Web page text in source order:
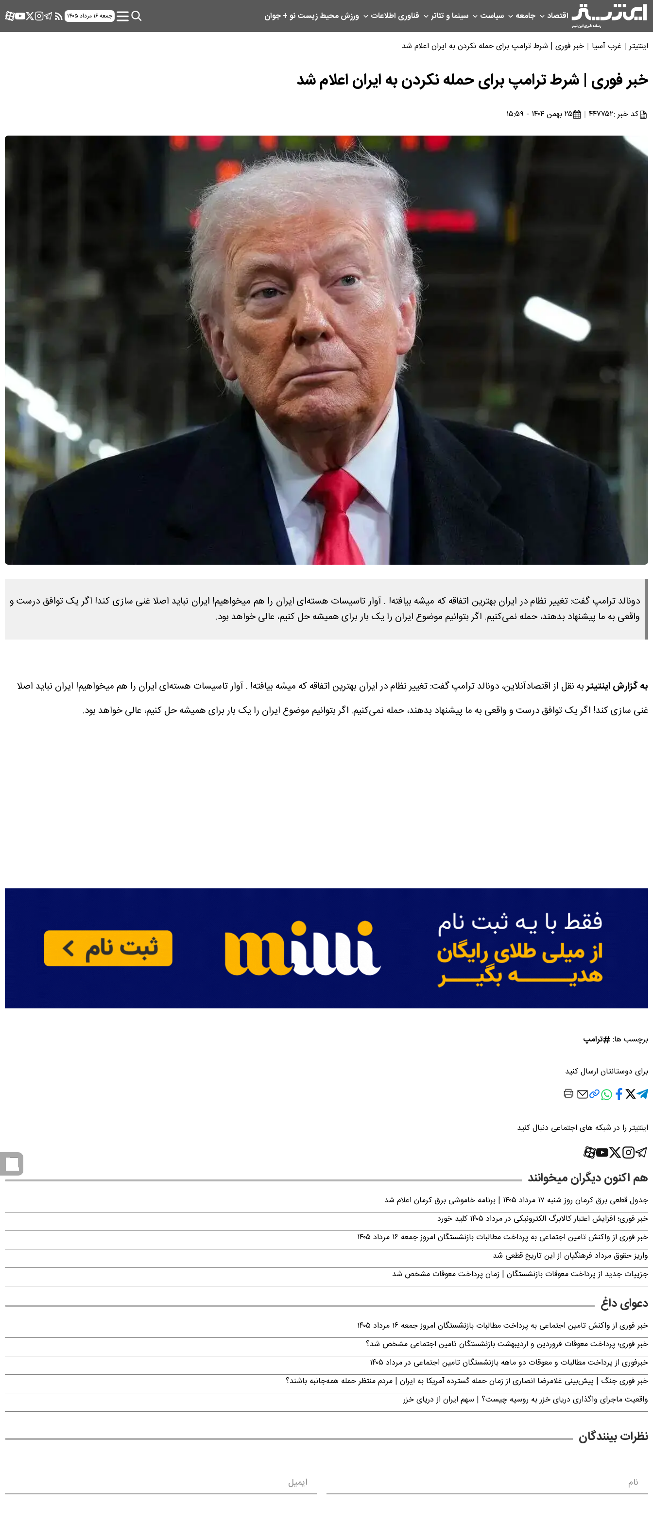
اقتصاد جامعه سیاست سینما و تئاتر فناوری اطلاعات ورزشمحیط زیستنو + جوان جمعه ۱۶ مرداد ۱۴۰۵
اینتیتر غرب آسیا خبر فوری | شرط ترامپ برای حمله نکردن به ایران اعلام شد
خبر فوری | شرط ترامپ برای حمله نکردن به ایران اعلام شد
کد خبر :۴۴۷۷۵۲ ۲۵ بهمن ۱۴۰۴ - ۱۵:۵۹
دونالد ترامپ گفت: تغییر نظام در ایران بهترین اتفاقه که میشه بیافته! . آوار تاسیسات هسته‌ای ایران را هم میخواهیم! ایران نباید اصلا غنی سازی کند! اگر یک توافق درست و
واقعی به ما پیشنهاد بدهند، حمله نمی‌کنیم. اگر بتوانیم موضوع ایران را یک بار برای همیشه حل کنیم، عالی خواهد بود.
به گزارش اینتیتربه نقل از اقتصادآنلاین، دونالد ترامپ گفت: تغییر نظام در ایران بهترین اتفاقه که میشه بیافته! . آوار تاسیسات هسته‌ای ایران را هم میخواهیم! ایران نباید اصلا
غنی سازی کند! اگر یک توافق درست و واقعی به ما پیشنهاد بدهند، حمله نمی‌کنیم. اگر بتوانیم موضوع ایران را یک بار برای همیشه حل کنیم، عالی خواهد بود.
برچسب ها: ترامپ
برای دوستانتان ارسال کنید
اینتیتر را در شبکه های اجتماعی دنبال کنید
هم اکنون دیگران میخوانند
جدول قطعی برق کرمان روز شنبه ۱۷ مرداد ۱۴۰۵ | برنامه خاموشی برق کرمان اعلام شد
خبر فوری؛ افزایش اعتبار کالابرگ الکترونیکی در مرداد ۱۴۰۵ کلید خورد
خبر فوری از واکنش تامین اجتماعی به پرداخت مطالبات بازنشستگان امروز جمعه ۱۶ مرداد ۱۴۰۵
واریز حقوق مرداد فرهنگیان از این تاریخ قطعی شد
جزییات جدید از پرداخت معوقات بازنشستگان | زمان پرداخت معوقات مشخص شد
دعوای داغ
خبر فوری از واکنش تامین اجتماعی به پرداخت مطالبات بازنشستگان امروز جمعه ۱۶ مرداد ۱۴۰۵
خبر فوری؛ پرداخت معوقات فروردین و اردیبهشت بازنشستگان تامین اجتماعی مشخص شد؟
خبرفوری از پرداخت مطالبات و معوقات دو ماهه بازنشستگان تامین اجتماعی در مرداد ۱۴۰۵
خبر فوری جنگ | پیش‌بینی غلامرضا انصاری از زمان حمله گسترده آمریکا به ایران | مردم منتظر حمله همه‌جانبه باشند؟
واقعیت ماجرای واگذاری دریای خزر به روسیه چیست؟ | سهم ایران از دریای خزر
نظرات بینندگان
نام ایمیل